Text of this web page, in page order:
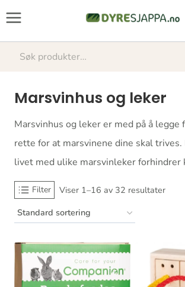
Søk
Marsvinhus og leker
Marsvinhus og leker er med på å
rette for at marsvinene dine skal trives.
livet med ulike marsvinleker forhindrer
Filter Viser 1–16 av 32 resultater